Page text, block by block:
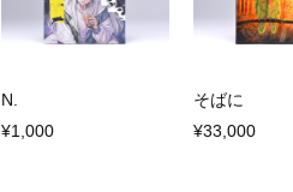
N.
¥1,000
そばに
¥33,000